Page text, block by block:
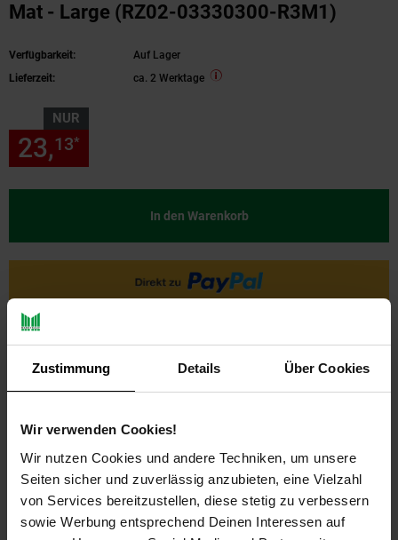
Zustimmung Details Über Cookies
Wir verwenden Cookies!
Wir nutzen Cookies und andere Techniken, um unsere
Seiten sicher und zuverlässig anzubieten, eine Vielzahl
von Services bereitzustellen, diese stetig zu verbessern
sowie Werbung entsprechend Deinen Interessen auf
Mat - Large (RZ02-03330300-R3M1)
Verfügbarkeit:
Auf Lager
Lieferzeit:
ca. 2 Werktage
NUR
23,13*
In den Warenkorb
PAYBACK
Payback Punkte